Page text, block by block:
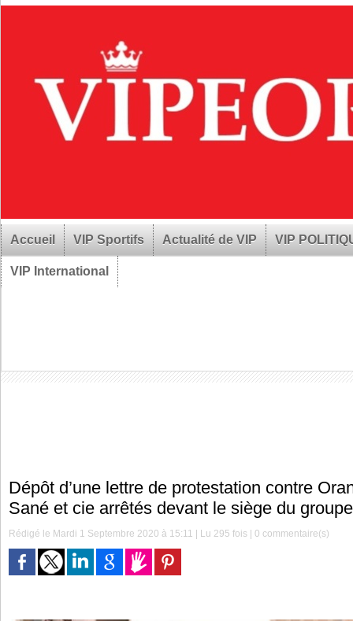
Accueil VIP Sportifs Actualité de VIP VIP
VIP International
Dépôt d’une lettre de protestation contre
Sané et cie arrêtés devant le siège du groupe
Rédigé le Mardi 1 Septembre 2020 à 15:11 | Lu 295 fois |0 commentaire(s)